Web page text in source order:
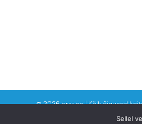
©2026 arst.ee | Kõik õigused
VAATA KA SINNA: Dr Eero Merilind -
Sellel